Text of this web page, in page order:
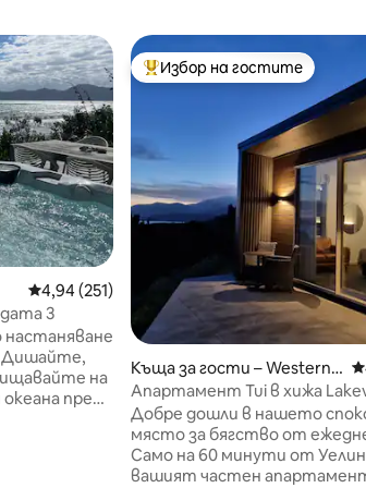
гостите
Средна оценка: 4,94 от 5, 251 отзива
4,94 (251)
3
на
пред
Най-популярен избор на
Избор на гостите
Къща за гости – Western L
ake
Апартамент Tui в хижа
Lodge в Уаирарапа
Добре дошли в нашето
място за бягство от
Само на 60 минути от
вашият частен